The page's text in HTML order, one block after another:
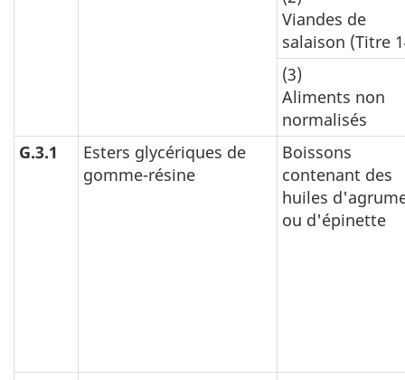
Viandes de
salaison (Titre
(3)
Aliments non
normalisés
G.3.1
Esters glycériques de
gomme-résine
Boissons
contenant des
huiles
ou d'épinette